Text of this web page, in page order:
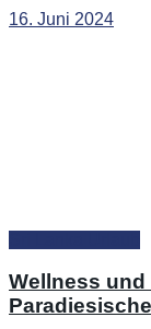
16. Juni 2024
Wellness